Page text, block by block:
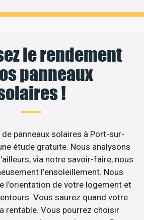
le rendement
panneaux
!
panneaux solaires à Port-sur-
étude gratuite. Nous analysons
via notre savoir-faire, nous
l’ensoleillement. Nous
l’orientation de votre logement et
Vous saurez quand votre
rentable. Vous pourrez choisir